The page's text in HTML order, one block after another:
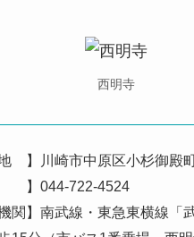
西明寺
地 】川崎市中原区小杉御殿
】044-722-4524
機関】南武線・東急東横線「